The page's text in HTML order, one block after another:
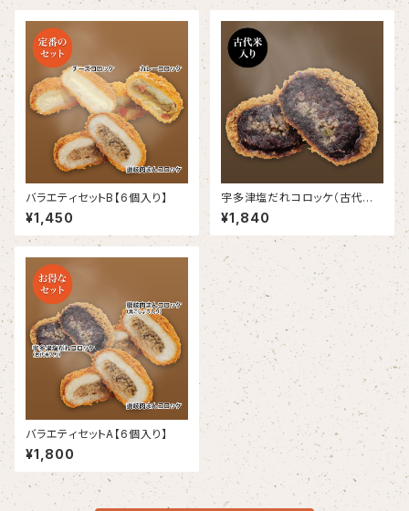
バラエティセットB【6個入り】
¥1,450
宇多津塩だれコロッケ（古代米
入り）【6個入り】
¥1,840
バラエティセットA【6個入り】
¥1,800